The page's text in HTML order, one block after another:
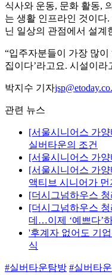
식사와 운동, 문화 활동,
는 생활 인프라인 것이다
닌 일상의 관점에서 설계
“입주자분들이 가장 많이
집이다’라고요. 시설이
박지수 기자
관련 뉴스
[서울시니어스 가양
실버타운의 조건
[서울시니어스 가
[서울시니어스 가
액티브 시니어가 먼
[더시그넘하우스
[더시그넘하우스
데…이제 ‘예쁘다’
'후계자 없어도 기
식
#실버타운탐방 #실버타운